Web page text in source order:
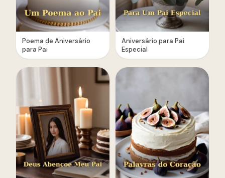
Poema de Aniversário
para Pai
Aniversário para Pai
Especial